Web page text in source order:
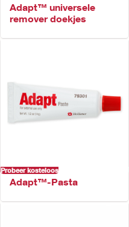
Adapt™ universele
remover doekjes
Probeer kosteloos
Adapt™-Pasta